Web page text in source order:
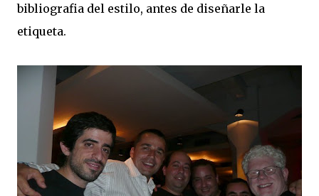
bibliografia del estilo, antes de diseñarle la
etiqueta.